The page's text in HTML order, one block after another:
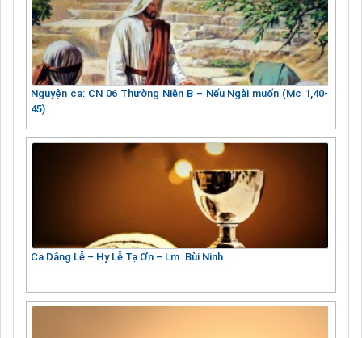
Nguyện ca: CN 06 Thường Niên B – Nếu Ngài muốn (Mc 1,40-
45)
Ca Dâng Lễ – Hy Lễ Tạ Ơn – Lm. Bùi Ninh